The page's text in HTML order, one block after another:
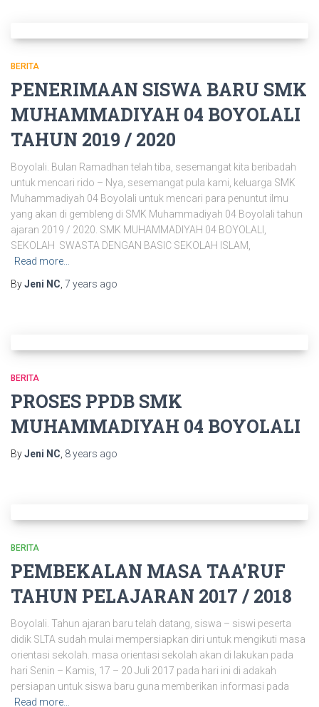
BERITA
PENERIMAAN SISWA BARU SMK
MUHAMMADIYAH 04 BOYOLALI
TAHUN 2019 / 2020
Boyolali. Bulan Ramadhan telah tiba, sesemangat kita beribadah
untuk mencari rido – Nya, sesemangat pula kami, keluarga SMK
Muhammadiyah 04 Boyolali untuk mencari para penuntut ilmu
yang akan di gembleng di SMK Muhammadiyah 04 Boyolali tahun
ajaran 2019 / 2020. SMK MUHAMMADIYAH 04 BOYOLALI,
SEKOLAH SWASTA DENGAN BASIC SEKOLAH ISLAM,
Read more…
ByJeni NC 7 years ago
BERITA
PROSES PPDB SMK
MUHAMMADIYAH 04 BOYOLALI
ByJeni NC 8 years ago
BERITA
PEMBEKALAN MASA TAA’RUF
TAHUN PELAJARAN 2017 / 2018
Boyolali. Tahun ajaran baru telah datang, siswa – siswi peserta
didik SLTA sudah mulai mempersiapkan diri untuk mengikuti masa
orientasi sekolah. masa orientasi sekolah akan di lakukan pada
hari Senin – Kamis, 17 – 20 Juli 2017 pada hari ini di adakah
persiapan untuk siswa baru guna memberikan informasi pada
Read more…